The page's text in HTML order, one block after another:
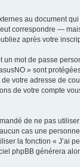
au document
correspondre —
après votre
mot de passe
» sont
votre adresse de
de votre compte
de ne pas
cas une
la fonction « J’ai
phpBB générera